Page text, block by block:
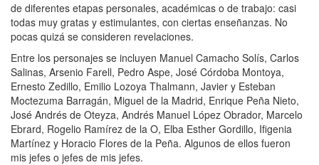
de diferentes etapas personales, académicas o de trabajo: casi
todas muy gratas y estimulantes, con ciertas enseñanzas. No
pocas quizá se consideren revelaciones.
Entre los personajes se incluyen Manuel Camacho Solís, Carlos
Salinas, Arsenio Farell, Pedro Aspe, José Córdoba Montoya,
Ernesto Zedillo, Emilio Lozoya Thalmann, Javier y Esteban
Moctezuma Barragán, Miguel de la Madrid, Enrique Peña Nieto,
José Andrés de Oteyza, Andrés Manuel López Obrador, Marcelo
Ebrard, Rogelio Ramírez de la O, Elba Esther Gordillo, Ifigenia
Martínez y Horacio Flores de la Peña. Algunos de ellos fueron
mis jefes o jefes de mis jefes.